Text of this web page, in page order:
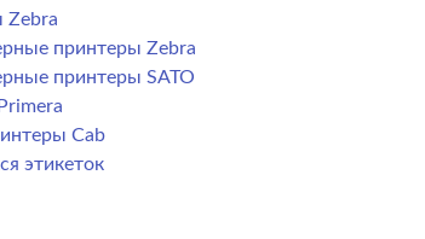
Zebra
принтеры Zebra
принтеры SATO
Cab
этикеток